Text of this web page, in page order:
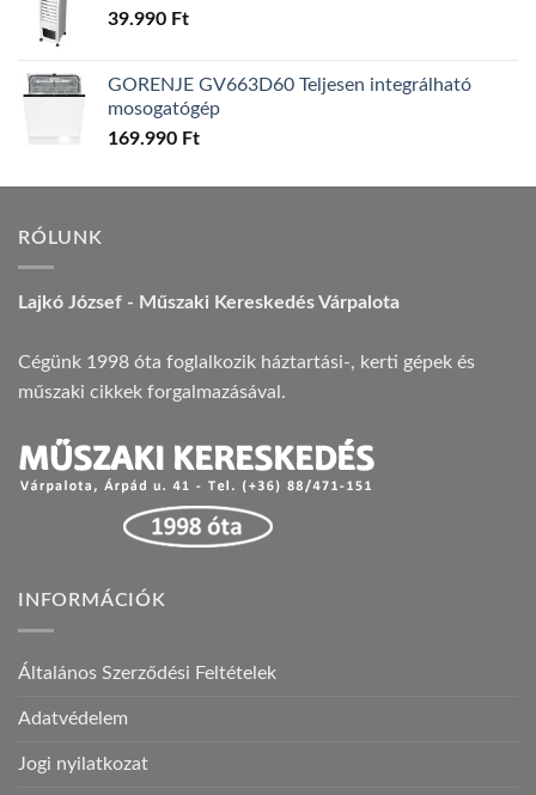
39.990 Ft
GORENJE GV663D60 Teljesen integrálható
mosogatógép
169.990 Ft
RÓLUNK
Lajkó József - Műszaki Kereskedés Várpalota
Cégünk 1998 óta foglalkozik háztartási-, kerti gépek és
műszaki cikkek forgalmazásával.
INFORMÁCIÓK
Általános Szerződési Feltételek
Adatvédelem
Jogi nyilatkozat